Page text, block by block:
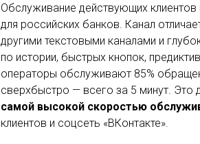
Обслуживание действующих
для российских банков. Канал
другими текстовыми каналами и
по истории, быстрых кнопок,
операторы обслуживают 85%
сверхбыстро — всего за 5 минут. Это
самой высокой скоростью
клиентов и соцсеть «ВКонтакте».